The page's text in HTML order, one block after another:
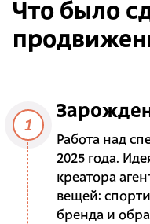
Что было
1
Работа над
2025 года.
креатора
вещей:
бренда и